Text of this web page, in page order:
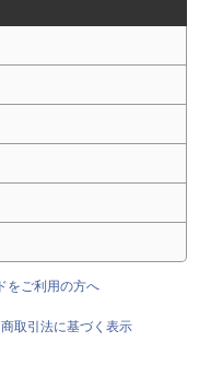
をご利用の方へ
商取引法に基づく表示